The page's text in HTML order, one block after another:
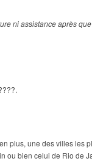
ni assistance après
plus, une des villes les
ou bien celui de Rio de